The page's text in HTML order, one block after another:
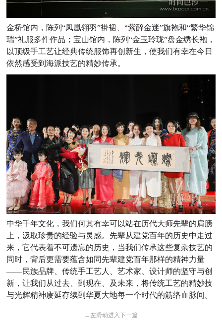
金桥馆内，陈列“凤凰翎羽”褂裙、“紫醉金迷”旗袍和“繁华锦
瑞”礼服多件作品；宝山馆内，陈列“金玉玲珑”盘金绣长袍，
以顶级手工艺让经典传统服饰再创新生，使我们有幸在今日
依然感受到海派技艺的精妙传承。
中华千年文化，我们何其有幸可以站在历代大师先辈的肩膀
上，汲取珍贵的经验与灵感。先辈从建党百年的历史中走过
来，它代表着不可遗忘的历史，当我们传承这些复杂技艺的
同时，背后更需要蕴含如同先辈建党百年那样的精神力量
——民族品牌、传统手工艺人、艺术家、设计师的坚守与创
新，让我们从过去、到现在、及未来，将传统工艺的精妙技
与光辉精神赓延存续到华夏大地每一个时代的筋络血脉间。
← 左滑动进入下一篇